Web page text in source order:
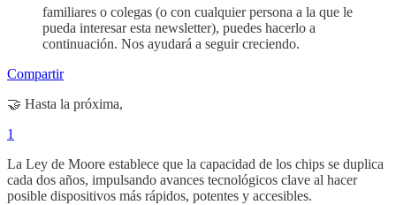
familiares o colegas (o con cualquier persona a la que le
pueda interesar esta newsletter), puedes hacerlo a
continuación. Nos ayudará a seguir creciendo.
Compartir
🤝 Hasta la próxima,
1
La Ley de Moore establece que la capacidad de los chips se duplica
cada dos años, impulsando avances tecnológicos clave al hacer
posible dispositivos más rápidos, potentes y accesibles.